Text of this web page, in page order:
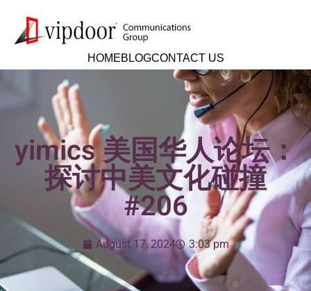
HOMEBLOGCONTACT US
yimics 美国华人论坛：
探讨中美文化碰撞
#206
August 17, 2024 3:03 pm